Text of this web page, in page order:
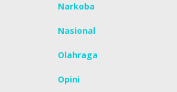
Narkoba
Nasional
Olahraga
Opini